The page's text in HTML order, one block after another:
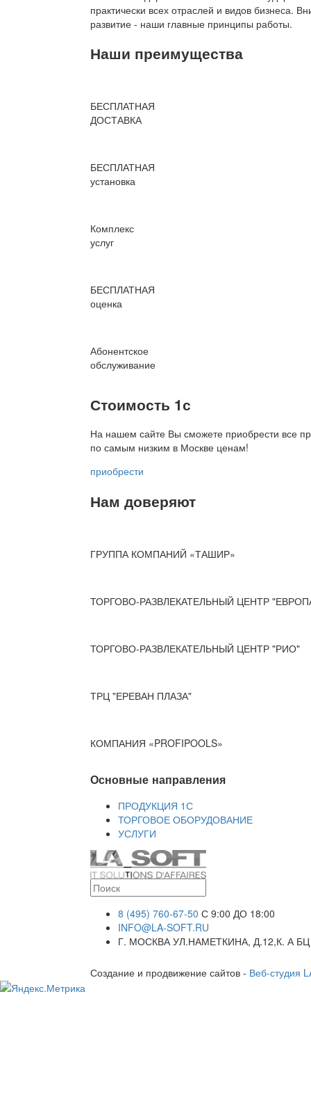
практически всех отраслей и видов бизнеса.
развитие - наши главные принципы работы.
Наши преимущества
БЕСПЛАТНАЯ
ДОСТАВКА
БЕСПЛАТНАЯ
установка
Комплекс
услуг
БЕСПЛАТНАЯ
оценка
Абонентское
обслуживание
Стоимость 1с
На нашем сайте Вы сможете приобрести все
по самым низким в Москве ценам!
приобрести
Нам доверяют
ГРУППА КОМПАНИЙ «ТАШИР»
ТОРГОВО-РАЗВЛЕКАТЕЛЬНЫЙ ЦЕНТР
ТОРГОВО-РАЗВЛЕКАТЕЛЬНЫЙ ЦЕНТР "РИО"
ТРЦ "ЕРЕВАН ПЛАЗА"
КОМПАНИЯ «PROFIPOOLS»
Основные направления
ПРОДУКЦИЯ 1С
ТОРГОВОЕ ОБОРУДОВАНИЕ
УСЛУГИ
8 (495) 760-67-50 С 9:00 ДО 18:00
INFO@LA-SOFT.RU
Г. МОСКВА УЛ.НАМЕТКИНА, Д.12,К. А
Создание и продвижение сайтов - Веб-студия